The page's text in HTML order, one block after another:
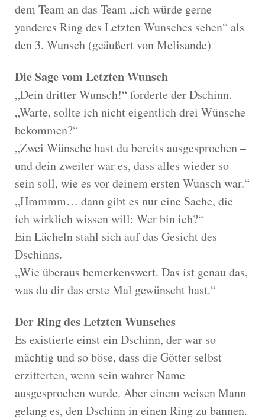
dem Team an das Team „ich würde gerne
yanderes Ring des Letzten Wunsches sehen“ als
den 3. Wunsch (geäußert von Melisande)
Die Sage vom Letzten Wunsch
„Dein dritter Wunsch!“ forderte der Dschinn.
„Warte, sollte ich nicht eigentlich drei Wünsche
bekommen?“
„Zwei Wünsche hast du bereits ausgesprochen –
und dein zweiter war es, dass alles wieder so
sein soll, wie es vor deinem ersten Wunsch war.“
„Hmmmm… dann gibt es nur eine Sache, die
ich wirklich wissen will: Wer bin ich?“
Ein Lächeln stahl sich auf das Gesicht des
Dschinns.
„Wie überaus bemerkenswert. Das ist genau das,
was du dir das erste Mal gewünscht hast.“
Der Ring des Letzten Wunsches
Es existierte einst ein Dschinn, der war so
mächtig und so böse, dass die Götter selbst
erzitterten, wenn sein wahrer Name
ausgesprochen wurde. Aber einem weisen Mann
gelang es, den Dschinn in einen Ring zu bannen.